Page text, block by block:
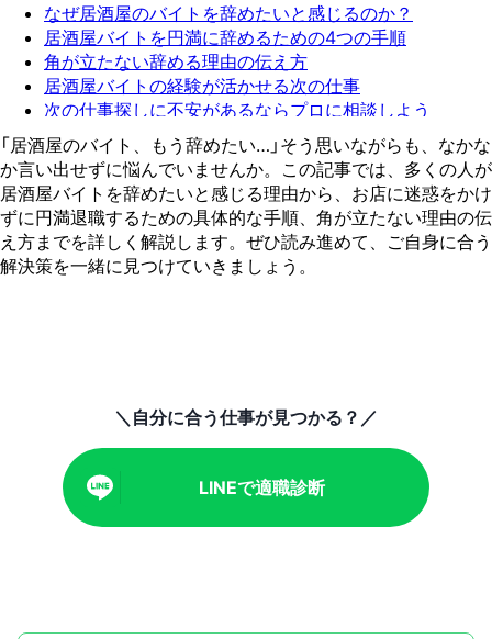
なぜ居酒屋のバイトを辞めたいと感じるのか？
居酒屋バイトを円満に辞めるための4つの手順
角が立たない辞める理由の伝え方
居酒屋バイトの経験が活かせる次の仕事
次の仕事探しに不安があるならプロに相談しよう
「居酒屋のバイト、もう辞めたい…」そう思いながらも、なかな
か言い出せずに悩んでいませんか。この記事では、多くの人が
居酒屋バイトを辞めたいと感じる理由から、お店に迷惑をかけ
ずに円満退職するための具体的な手順、角が立たない理由の伝
え方までを詳しく解説します。ぜひ読み進めて、ご自身に合う
解決策を一緒に見つけていきましょう。
＼自分に合う仕事が見つかる？／
LINEで適職診断